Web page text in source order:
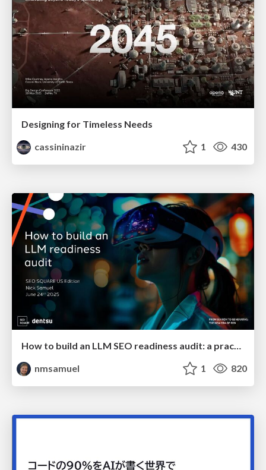
Designing for Timeless Needs
cassininazir
1 430
nmsamuel
1 820